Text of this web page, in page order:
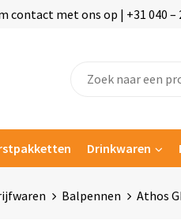
contact met ons op | +31 040
Drinkwaren
Balpennen Athos